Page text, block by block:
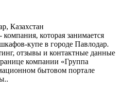
Казахстан
которая занимается
купе в городе Павлодар.
отзывы и контактные данные
компании «Группа
бытовом портале